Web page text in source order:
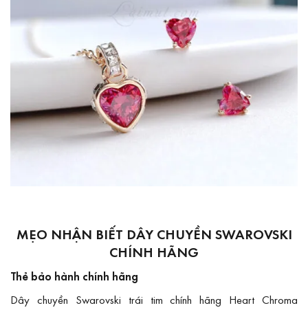
MẸO NHẬN BIẾT DÂY CHUYỀN SWAROVSKI
CHÍNH HÃNG
Thẻ bảo hành chính hãng
Dây chuyền Swarovski trái tim chính hãng Heart Chroma